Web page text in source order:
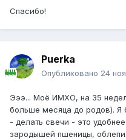
Спасибо!
Puerka
Опубликовано 24
Эээ... Моё ИМХО, на 35
больше месяца до родов). Я
- делать свечи - это
зародышей пшеницы,